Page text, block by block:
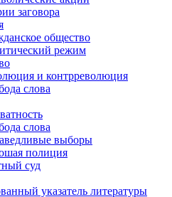
заговора
общество
режим
и контрреволюция
слова
слова
выборы
полиция
суд
указатель литературы